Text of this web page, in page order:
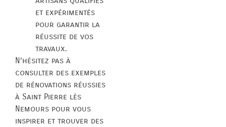
et expérimentés
pour garantir la
réussite de vos
travaux.
N’hésitez pas à
consulter des exemples
de rénovations réussies
à Saint Pierre lès
Nemours pour vous
inspirer et trouver des